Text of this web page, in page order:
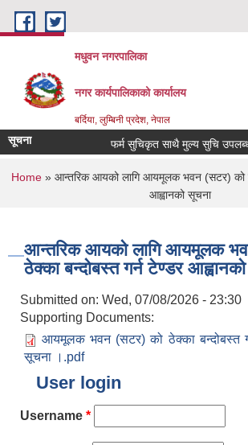
Skip to main content
मधुवन नगरपालिका
नगर कार्यपालिकाको कार्यालय
बर्दिया, लुम्बिनी प्रदेश, नेपाल
सूचना फर्म सुचिकृत साथै मुल्य सुचि उपलब्ध
You are here
Home » आन्तरिक आयको लागि आयमूलक भवन (सटर) को
आह्वानको सूचना
आन्तरिक आयको लागि आयमूलक
ठेक्का बन्दोबस्त गर्न टेण्डर
Submitted on: Wed, 07/08/2026 - 23:30
Supporting Documents:
आयमूलक भवन (सटर) को ठेक्का बन्दोबस्त
सूचना ।.pdf
User login
Username *